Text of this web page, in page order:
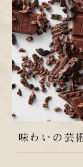
激選したチョ
フペーストと
こともありま
ンフィズリー
実際にクリー
紅茶やコーヒー
の繊細な香りを
味わいの芸